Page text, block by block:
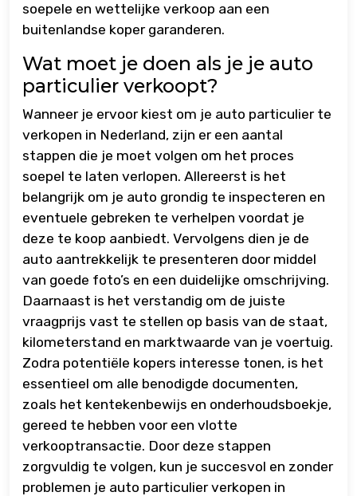
soepele en wettelijke verkoop aan een
buitenlandse koper garanderen.
Wat moet je doen als je je auto
particulier verkoopt?
Wanneer je ervoor kiest om je auto particulier te
verkopen in Nederland, zijn er een aantal
stappen die je moet volgen om het proces
soepel te laten verlopen. Allereerst is het
belangrijk om je auto grondig te inspecteren en
eventuele gebreken te verhelpen voordat je
deze te koop aanbiedt. Vervolgens dien je de
auto aantrekkelijk te presenteren door middel
van goede foto’s en een duidelijke omschrijving.
Daarnaast is het verstandig om de juiste
vraagprijs vast te stellen op basis van de staat,
kilometerstand en marktwaarde van je voertuig.
Zodra potentiële kopers interesse tonen, is het
essentieel om alle benodigde documenten,
zoals het kentekenbewijs en onderhoudsboekje,
gereed te hebben voor een vlotte
verkooptransactie. Door deze stappen
zorgvuldig te volgen, kun je succesvol en zonder
problemen je auto particulier verkopen in